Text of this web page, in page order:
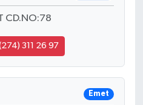
CD.NO:78
311 26 97
Emet